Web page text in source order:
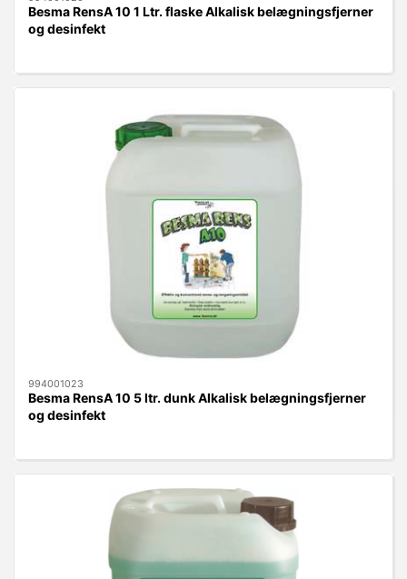
Besma RensA 10 1 Ltr. flaske Alkalisk belægningsfjerner
og desinfekt
994001023
Besma RensA 10 5 ltr. dunk Alkalisk belægningsfjerner
og desinfekt